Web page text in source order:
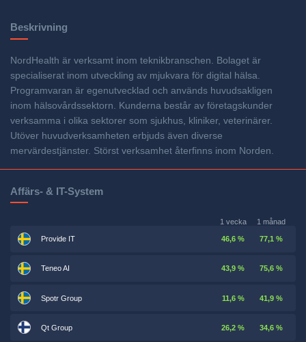
Beskrivning
NordHealth är verksamt inom teknikbranschen. Bolaget är
specialiserat inom utveckling av mjukvara för digital hälsa.
Programvaran är egenutvecklad och används huvudsakligen
inom hälsovårdssektorn. Kunderna består av företagskunder
verksamma i olika sektorer som sjukhus, kliniker, veterinärer.
Utöver huvudverksamheten erbjuds även diverse
mervärdestjänster. Störst verksamhet återfinns inom Norden.
Affärs- & IT-System
1 vecka 1 månad
Provide IT 46,6 % 77,1 %
Teneo AI 43,9 % 75,6 %
Spotr Group 11,6 % 41,9 %
Qt Group 26,2 % 34,6 %